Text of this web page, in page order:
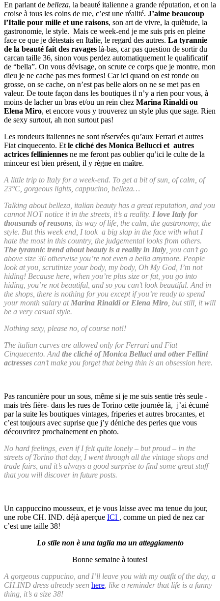
En parlant de belleza, la beauté italienne a grande réputation, et on la
croise à tous les coins de rue, c’est une réalité. J’aime beaucoup
l’Italie pour mille et une raisons, son art de vivre, la quiètude, la
gastronomie, le style. Mais ce week-end je me suis pris en pleine
face ce que je détestais en Italie, le regard des autres. La tyrannie
de la beauté fait des ravages là-bas, car pas question de sortir du
carcan taille 36, sinon vous perdez automatiquement le qualificatif
de “bella”. On vous dévisage, on scrute ce corps que je montre, mon
dieu je ne cache pas mes formes! Car ici quand on est ronde ou
grosse, on se cache, on n’est pas belle alors on ne se met pas en
valeur. De toute façon dans les boutiques il n’y a rien pour vous, à
moins de lacher un bras et/ou un rein chez Marina Rinaldi ou
Elena Miro, et encore vous y trouverez un style plus que sage. Rien
de sexy surtout, ah non surtout pas!
Les rondeurs italiennes ne sont réservées qu’aux Ferrari et autres
Fiat cinquecento. Et le cliché des Monica Bellucci et autres
actrices felliniennes ne me feront pas oublier qu’ici le culte de la
minceur est bien présent, il y règne en maître.
A little trip to Italy for a week-end. To get a bit of sun, of calm, of
23°C, gorgeous lights, cappucino, belleza…
Talking about belleza, italian beauty has a great reputation, and you
cannot NOT notice it in the streets, it’s a reality. I love Italy for
thousands of reasons , its way of life, the calm, the gastronomy, the
style. But this week end, I took a big slap in the face with what I
hate the most in this country, the judgemental looks from others.
The tyrannic trend about beauty is a reality in Italy , you can’t go
above size 36 otherwise you’re not even a bella anymore. People
look at you, scrutinize your body, my body, Oh My God, I’m not
hiding! Because here, when you’re plus size or fat, you go into
hiding, you’re not beautiful, and so you can’t look beautiful. And in
the shops, there is nothing for you except if you’re ready to spend
your month salary at Marina Rinaldi or Elena Miro , but still, it will
be a very casual style.
Nothing sexy, please no, of course not!!
The italian curves are allowed only for Ferrari and Fiat
Cinquecento. And the cliché of Monica Belluci and other Fellini
actresses can’t make you forget that being thin is an obsession here.
Pas rancunière pour un sous, même si je me suis sentie très seule -
mais très fière- dans les rues de Torino cette journée là, j’ai écumé
par la suite les boutiques vintages, friperies et autres brocantes, et
c’est toujours avec suprise que j’y déniche des perles que vous
découvrirez prochainement en photo.
No hard feelings, even if I felt quite lonely – but proud – in the
streets of Torino that day, I went through all the vintage shops and
trade fairs, and it’s always a good surprise to find some great stuff
that you will discover in future posts.
Un cappuccino mousseux, et je vous laisse avec ma tenue du jour,
une robe CH. IND. déjà aperçue ICI , comme un pied de nez car
c’est une taille 38!
Lo stile non è una taglia ma un atteggiamento
Bonne semaine à toutes!
A gorgeous cappucino, and I’ll leave you with my outfit of the day, a
CH.IND dress already seen here , like a reminder that life is a funny
thing, it’s a size 38!